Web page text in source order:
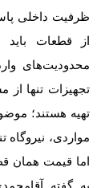
ظرفیت داخلی
از قطعات باید
محدودیت‌های
تجهیزات تنها
تهیه‌ هستند؛
مواردی، نیروگاه
اما قیمت همان
به گفته